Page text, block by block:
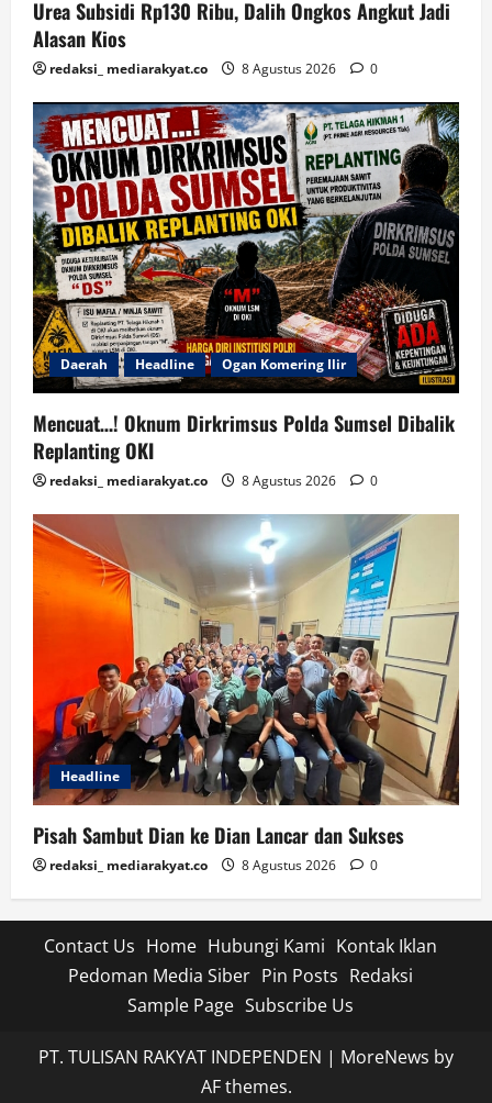
Urea Subsidi Rp130 Ribu, Dalih Ongkos Angkut Jadi
Alasan Kios
redaksi_ mediarakyat.co 8 Agustus 2026 0
Daerah Headline Ogan Komering Ilir
Mencuat…! Oknum Dirkrimsus Polda Sumsel Dibalik
Replanting OKI
redaksi_ mediarakyat.co 8 Agustus 2026 0
Headline
Pisah Sambut Dian ke Dian Lancar dan Sukses
redaksi_ mediarakyat.co 8 Agustus 2026 0
Contact Us Home Hubungi Kami Kontak Iklan
Pedoman Media Siber Pin Posts Redaksi
Sample Page Subscribe Us
PT. TULISAN RAKYAT INDEPENDEN | MoreNews by
AF themes.